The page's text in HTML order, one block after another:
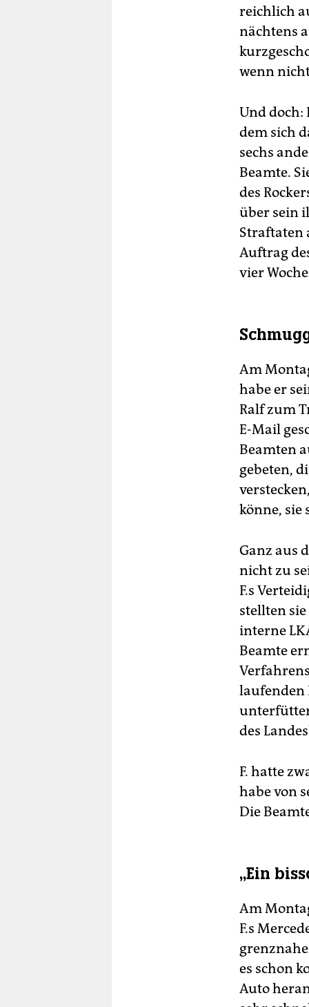
reichlich
nächtens
wenn
Und doch:
dem sich
sechs
Beamte.
des
über sein
Straftaten
Auftrag
vier
Am
habe er
Ralf zum
E-Mail
Beamten
gebeten,
könne, sie
Ganz aus
nicht zu
F.s
stellten
interne
Beamte
laufenden
des
F. hatte
habe von
Die
„Ein
Am
F.s
es schon
Auto